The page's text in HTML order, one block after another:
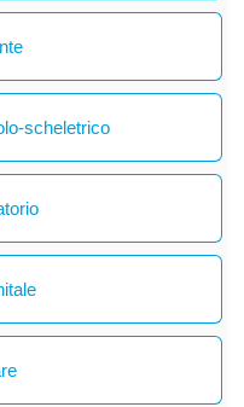
scheletrico